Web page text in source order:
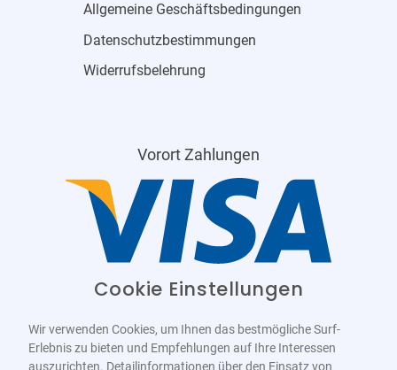
Allgemeine Geschäftsbedingungen
Datenschutzbestimmungen
Widerrufsbelehrung
Vorort Zahlungen
Cookie Einstellungen
Wir verwenden Cookies, um Ihnen das bestmögliche Surf-
Erlebnis zu bieten und Empfehlungen auf Ihre Interessen
auszurichten. Detailinformationen über den Einsatz von